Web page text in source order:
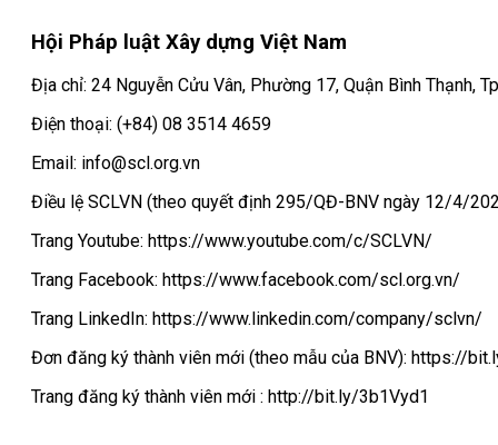
Hội Pháp luật Xây dựng Việt Nam
Địa chỉ: 24 Nguyễn Cửu Vân, Phường 17, Quận Bình Thạnh,
Điện thoại: (+84) 08 3514 4659
Email: info@scl.org.vn
Điều lệ SCLVN (theo quyết định 295/QĐ-BNV ngày 12/4/
Trang Youtube: https://www.youtube.com/c/SCLVN/
Trang Facebook: https://www.facebook.com/scl.org.vn/
Trang LinkedIn: https://www.linkedin.com/company/sclvn/
Đơn đăng ký thành viên mới (theo mẫu của BNV): https://
Trang đăng ký thành viên mới : http://bit.ly/3b1Vyd1